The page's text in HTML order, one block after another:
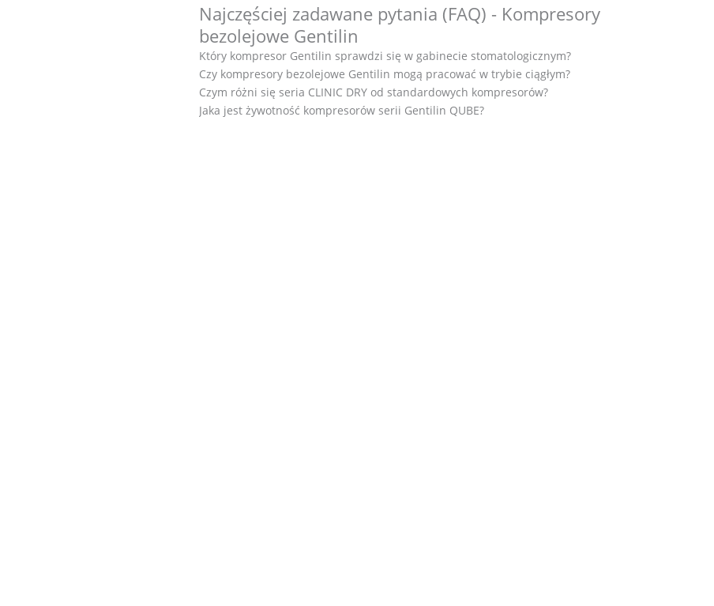
Najczęściej zadawane pytania (FAQ) - Kompresory
bezolejowe Gentilin
Który kompresor Gentilin sprawdzi się w gabinecie stomatologicznym?
Czy kompresory bezolejowe Gentilin mogą pracować w trybie ciągłym?
Czym różni się seria CLINIC DRY od standardowych kompresorów?
Jaka jest żywotność kompresorów serii Gentilin QUBE?